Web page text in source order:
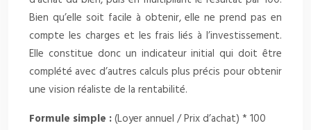
Bien qu’elle soit facile à obtenir, elle ne prend pas en
compte les charges et les frais liés à l’investissement.
Elle constitue donc un indicateur initial qui doit être
complété avec d’autres calculs plus précis pour obtenir
une vision réaliste de la rentabilité.
Formule simple :(Loyer annuel / Prix d’achat) * 100